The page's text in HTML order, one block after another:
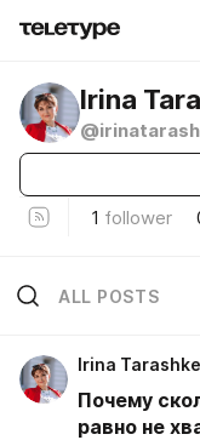
Irina
1 follower
ALL POSTS
Irina
Почему
равно не